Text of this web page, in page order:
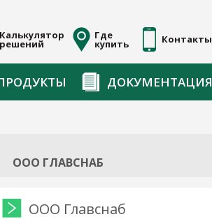
Калькулятор
решений
Где
купить Контакты
ДОКУМЕНТАЦИЯ
ООО ГЛАВСНАБ
ООО Главснаб